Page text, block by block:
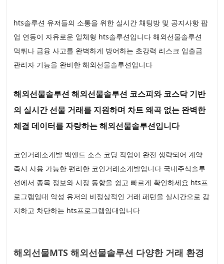
hts솔루션 유저들의 소통을 위한 실시간 채팅방 및 공지사항 팝
업 연동이 자유로운 일체형 hts솔루션입니다 해외선물솔루션
먹튀나 금융 사고를 완벽하게 방어하는 초강력 리스크 입출금
관리자 기능을 완비한 해외선물솔루션입니다
해외선물솔루션 해외선물솔루션 코스피와 코스닥 기반
의 실시간 선물 거래를 지원하며 차트 왜곡 없는 완벽한
체결 데이터를 자랑하는 해외선물솔루션입니다
코인거래소개발 백엔드 소스 코딩 작업이 완전 생략되어 계약
즉시 사용 가능한 편리한 코인거래소개발입니다 국내주식솔루
션에서 종목 정보와 시장 동향을 쉽고 빠르게 확인하세요 hts프
로그램임대 악성 유저의 비정상적인 거래 패턴을 실시간으로 감
지하고 차단하는 hts프로그램임대입니다
해외선물MTS 해외선물솔루션 다양한 거래 환경